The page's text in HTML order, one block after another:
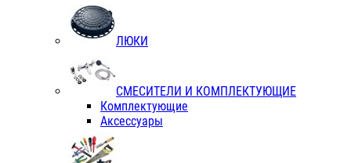
ЛЮКИ
СМЕСИТЕЛИ И КОМПЛЕКТУЮЩИЕ
Комплектующие
Аксессуары